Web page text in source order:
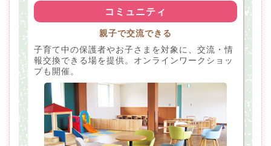
コミュニティ
親子で交流できる
子育て中の保護者やお子さまを対象に、交流・情
報交換できる場を提供。オンラインワークショッ
プも開催。